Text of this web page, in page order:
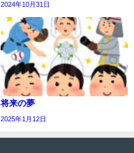
2024年10月31日
将来の夢
2025年1月12日